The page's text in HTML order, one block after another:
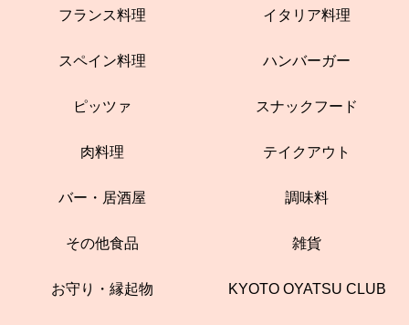
フランス料理 イタリア料理
スペイン料理 ハンバーガー
ピッツァ スナックフード
肉料理 テイクアウト
バー・居酒屋 調味料
その他食品 雑貨
お守り・縁起物 KYOTO OYATSU CLUB